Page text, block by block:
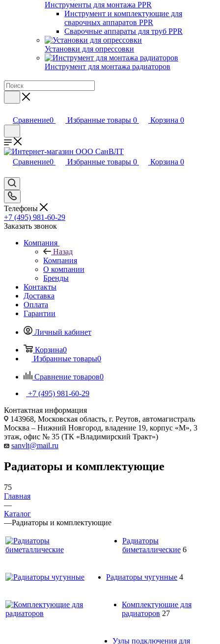
Инструменты для монтажа PPR
Инструмент и комплектующие для
сварочных аппаратов PPR
Сварочные аппараты для труб PPR
Установки для опрессовки
Инструмент для монтажа радиаторов
Сравнение0 Избранные товары 0 Корзина 0
Сравнение0 Избранные товары 0 Корзина 0
Телефоны
+7 (495) 981-60-29
Заказать звонок
Компания
Назад
Компания
О компании
Бренды
Контакты
Доставка
Оплата
Гарантии
Личный кабинет
Корзина0
Избранные товары0
Сравнение товаров0
+7 (495) 981-60-29
Контактная информация
143968, Московская область, г. Реутов, автомагистраль
Москва – Нижний Новгород, владение 19, корпус «М», 3
этаж, офис № 35 (ТК «Владимирский Тракт»)
sanvlt@mail.ru
Радиаторы и комплектующие
75
Главная
—
Каталог
—Радиаторы и комплектующие
Радиаторы
биметаллические 6
Радиаторы чугунные 4
Комплектующие для
радиаторов 27
Узлы подключения для